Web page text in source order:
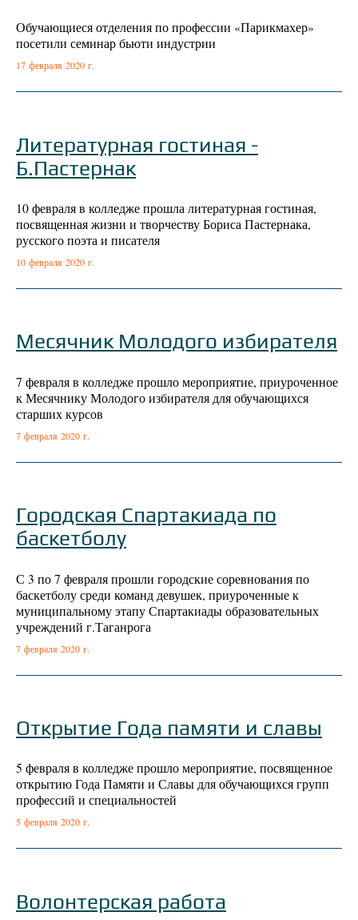
Обучающиеся отделения по профессии «Парикмахер»
посетили семинар бьюти индустрии
17 февраля 2020 г.
Литературная гостиная -
Б.Пастернак
10 февраля в колледже прошла литературная гостиная,
посвященная жизни и творчеству Бориса Пастернака,
русского поэта и писателя
10 февраля 2020 г.
Месячник Молодого избирателя
7 февраля в колледже прошло мероприятие, приуроченное
к Месячнику Молодого избирателя для обучающихся
старших курсов
7 февраля 2020 г.
Городская Спартакиада по
баскетболу
С 3 по 7 февраля прошли городские соревнования по
баскетболу среди команд девушек, приуроченные к
муниципальному этапу Спартакиады образовательных
учреждений г.Таганрога
7 февраля 2020 г.
Открытие Года памяти и славы
5 февраля в колледже прошло мероприятие, посвященное
открытию Года Памяти и Славы для обучающихся групп
профессий и специальностей
5 февраля 2020 г.
Волонтерская работа